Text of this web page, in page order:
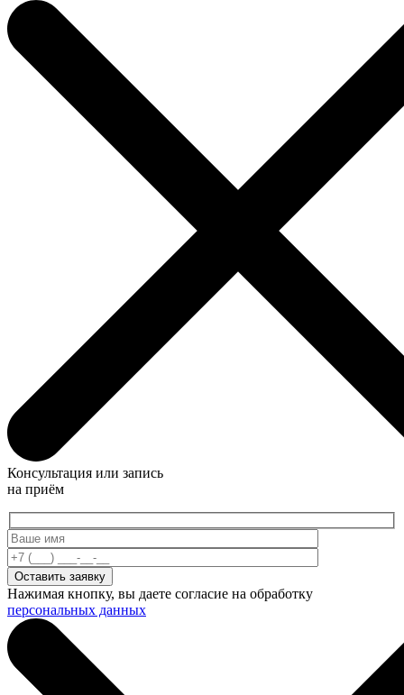
Консультация или запись
на приём
Нажимая кнопку, вы даете согласие на обработку
персональных данных